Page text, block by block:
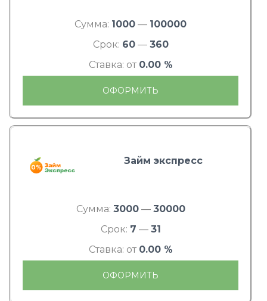
Сумма: 1000 — 100000
Срок: 60— 360
Ставка: от 0.00 %
ОФОРМИТЬ
Займ экспресс
Сумма: 3000— 30000
Срок: 7 — 31
Ставка: от 0.00 %
ОФОРМИТЬ